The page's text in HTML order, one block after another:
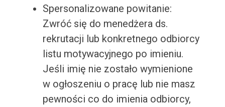
Spersonalizowane powitanie:
Zwróć się do menedżera ds.
rekrutacji lub konkretnego odbiorcy
listu motywacyjnego po imieniu.
Jeśli imię nie zostało wymienione
w ogłoszeniu o pracę lub nie masz
pewności co do imienia odbiorcy,